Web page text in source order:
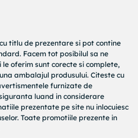
conectarea duzelor de
de pe suprafetele din
poti curata foarte
frunzele sau alte
si duza.
in functie de tipul de
titlu de prezentare si pot contine
Facem tot posibilul sa ne
oferim sunt corecte si complete,
ambalajul produsului. Citeste cu
furnizate de
luand in considerare
prezentate pe site nu inlocuiesc
Toate promotiile prezente in